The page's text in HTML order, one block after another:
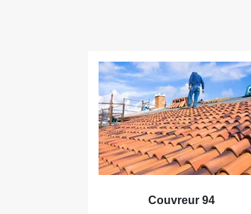
Couvreur 94